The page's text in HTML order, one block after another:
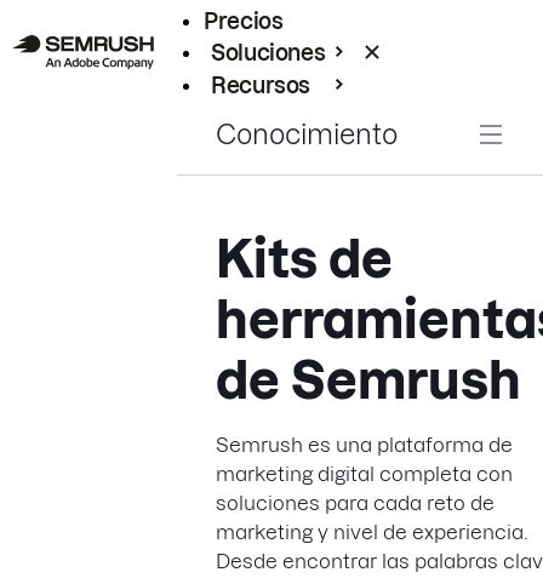
Precios
Soluciones
Recursos
Conocimiento
Kits de
de Semrush
Semrush es una plataforma de
marketing digital completa con
soluciones para cada reto de
marketing y nivel de experiencia.
Desde encontrar las palabras